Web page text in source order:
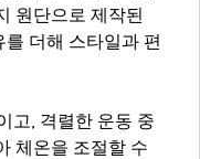
원단으로 제작된
더해 스타일과 편
고, 격렬한 운동 중
체온을 조절할 수